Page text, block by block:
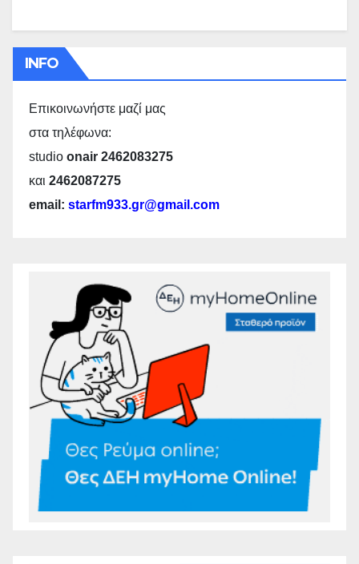
INFO
Επικοινωνήστε μαζί μας
στα τηλέφωνα:
studio onair 2462083275
και 2462087275
email: starfm933.gr@gmail.com